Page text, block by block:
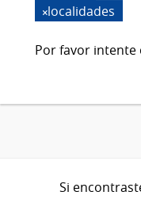
localidades
Por favor intente
Si